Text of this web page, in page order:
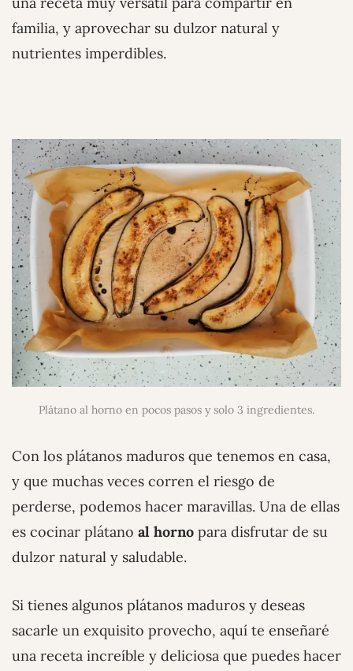
familia, y aprovechar su dulzor natural y
nutrientes imperdibles.
Plátano al horno en pocos pasos y solo 3 ingredientes.
Con los plátanos maduros que tenemos en casa,
y que muchas veces corren el riesgo de
perderse, podemos hacer maravillas. Una de ellas
es cocinar plátano al horno para disfrutar de su
dulzor natural y saludable.
Si tienes algunos plátanos maduros y deseas
sacarle un exquisito provecho, aquí te enseñaré
una receta increíble y deliciosa que puedes hacer